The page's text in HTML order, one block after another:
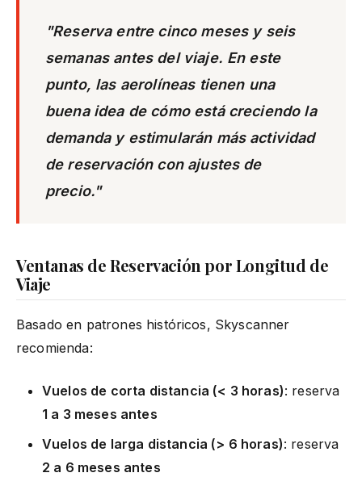
"Reserva entre cinco meses y seis
semanas antes del viaje. En este
punto, las aerolíneas tienen una
buena idea de cómo está creciendo la
demanda y estimularán más actividad
de reservación con ajustes de
precio."
Ventanas de Reservación por Longitud de
Viaje
Basado en patrones históricos, Skyscanner
recomienda:
Vuelos de corta distancia (< 3 horas): reserva
1 a 3 meses antes
Vuelos de larga distancia (> 6 horas): reserva
2 a 6 meses antes